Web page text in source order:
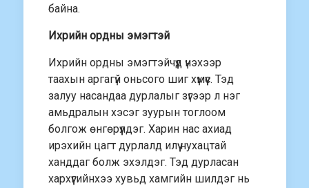
байна.
Ихрийн ордны эмэгтэй
Ихрийн ордны эмэгтэйчүүд үнэхээр
таахын аргагүй оньсого шиг хүмүүс. Тэд
залуу насандаа дурлалыг зүгээр л нэг
амьдралын хэсэг зуурын тоглоом
болгож өнгөрүүлдэг. Харин нас ахиад
ирэхийн цагт дурлалд илүү нухацтай
ханддаг болж эхэлдэг. Тэд дурласан
хархүүгийнхээ хувьд хамгийн шилдэг нь